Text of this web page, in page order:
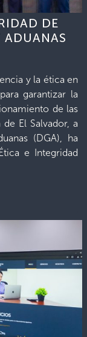
DE
ADUANAS
y la ética en
garantizar la
de las
El Salvador, a
(DGA), ha
e Integridad